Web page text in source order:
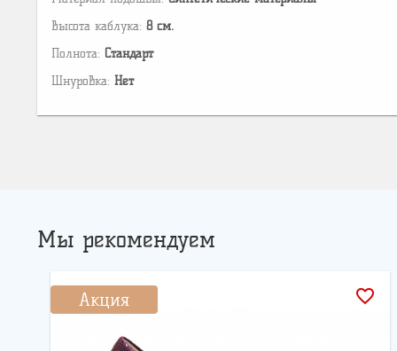
Высота каблука: 8 см.
Полнота: Стандарт
Шнуровка: Нет
Мы рекомендуем
Акция favorite_border